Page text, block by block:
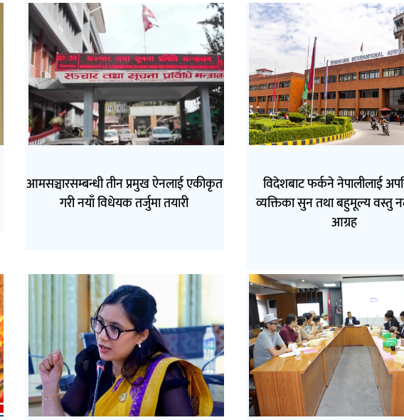
आमसञ्चारसम्बन्धी तीन प्रमुख ऐनलाई एकीकृत
गरी नयाँ विधेयक तर्जुमा तयारी
विदेशबाट फर्कने नेपालीलाई
व्यक्तिका सुन तथा बहुमूल्य वस्तु
आग्रह